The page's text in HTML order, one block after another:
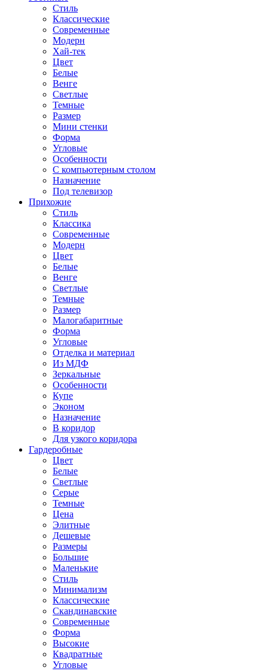
Стиль
Классические
Современные
Модерн
Хай-тек
Цвет
Белые
Венге
Светлые
Темные
Размер
Мини стенки
Форма
Угловые
Особенности
С компьютерным столом
Назначение
Под телевизор
Прихожие
Стиль
Классика
Современные
Модерн
Цвет
Белые
Венге
Светлые
Темные
Размер
Малогабаритные
Форма
Угловые
Отделка и материал
Из МДФ
Зеркальные
Особенности
Купе
Эконом
Назначение
В коридор
Для узкого коридора
Гардеробные
Цвет
Белые
Светлые
Серые
Темные
Цена
Элитные
Дешевые
Размеры
Большие
Маленькие
Стиль
Минимализм
Классические
Скандинавские
Современные
Форма
Высокие
Квадратные
Угловые